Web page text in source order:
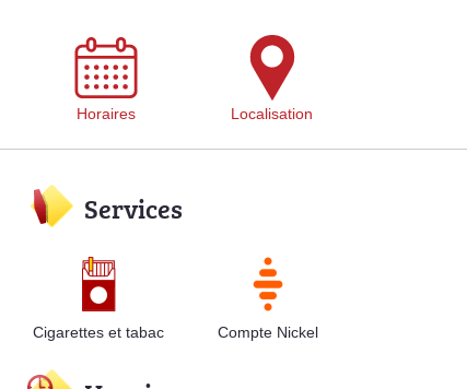
Horaires Localisation
Services
Cigarettes et tabac Compte Nickel